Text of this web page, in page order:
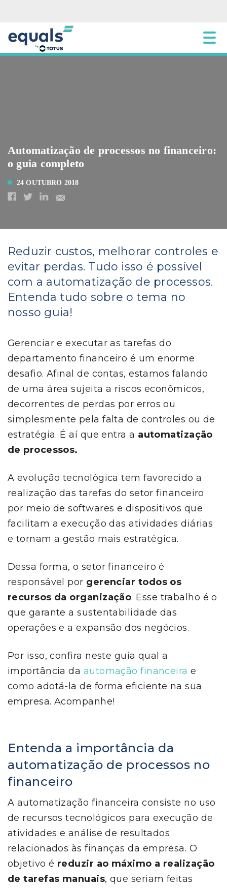
Automatização de processos no financeiro:
o guia completo
24 OUTUBRO 2018
Reduzir custos, melhorar controles e
evitar perdas. Tudo isso é possível
com a automatização de processos.
Entenda tudo sobre o tema no
nosso guia!
Gerenciar e executar as tarefas do
departamento financeiro é um enorme
desafio. Afinal de contas, estamos falando
de uma área sujeita a riscos econômicos,
decorrentes de perdas por erros ou
simplesmente pela falta de controles ou de
estratégia. É aí que entra a automatização
de processos.
A evolução tecnológica tem favorecido a
realização das tarefas do setor financeiro
por meio de softwares e dispositivos que
facilitam a execução das atividades diárias
e tornam a gestão mais estratégica.
Dessa forma, o setor financeiro é
responsável por gerenciar todos os
recursos da organização. Esse trabalho é o
que garante a sustentabilidade das
operações e a expansão dos negócios.
Por isso, confira neste guia qual a
importância da automação financeira e
como adotá-la de forma eficiente na sua
empresa. Acompanhe!
Entenda a importância da
automatização de processos no
financeiro
A automatização financeira consiste no uso
de recursos tecnológicos para execução de
atividades e análise de resultados
relacionados às finanças da empresa. O
objetivo é reduzir ao máximo a realização
de tarefas manuais, que seriam feitas